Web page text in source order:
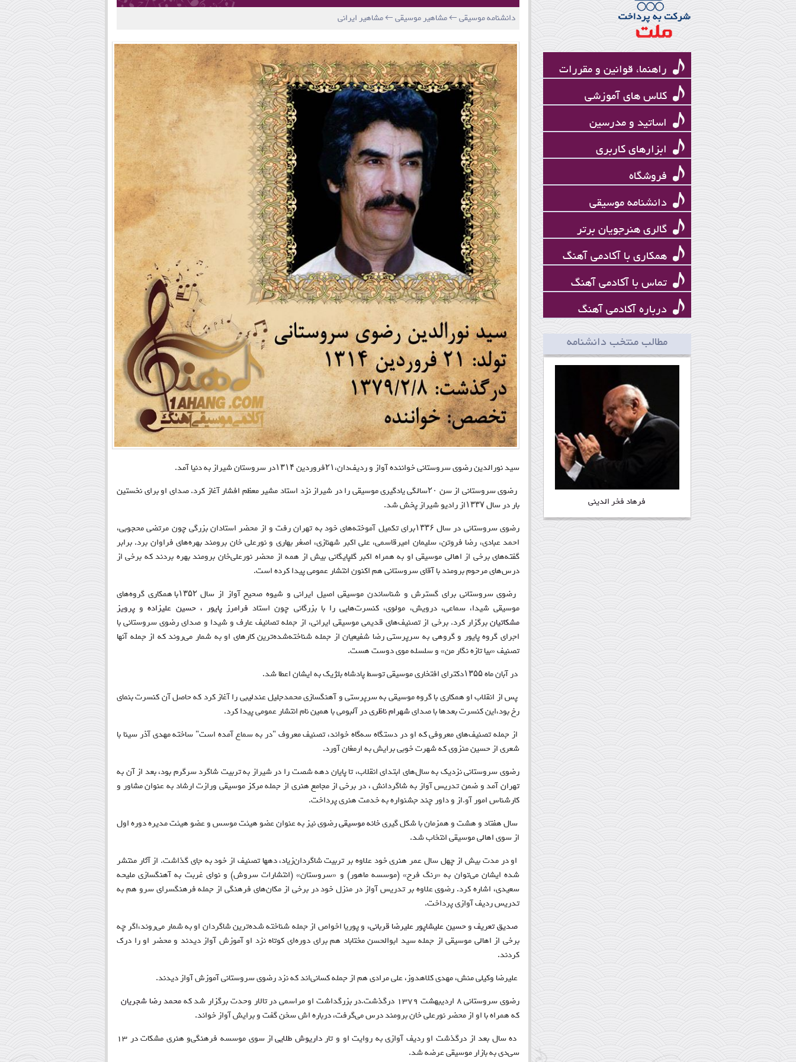
راهنما، قوانین و مقررات
کلاس های آموزشی
اساتید و مدرسین
ابزارهای کاربری
فروشگاه
دانشنامه موسیقی
گالری هنرجویان برتر
همکاری با آکادمی آهنگ
تماس با آکادمی آهنگ
درباره آکادمی آهنگ
مطالب منتخب دانشنامه
ریتم
آذین موحد
تاریخ موسیقی ایران
فرهاد فخر الدینی
دانشنامه موسیقی ← مشاهیر موسیقی ← مشاهیر ایرانی
سید نورالدین رضوی سروستانی خواننده آواز و ردیف‌دان،۲۱فروردین ۱۳۱۴در سروستان شیراز به دنیا آمد
.
رضوی سروستانی از سن ۲۰سالگی یادگیری موسیقی را در شیراز نزد استاد مشیر معظم افشار آغاز کرد. صدای او برای نخستین
بار در سال ۱۳۳۷از رادیو شیراز پخش شد
.
رضوی سروستانی در سال ۱۳۳۶برای تکمیل آموخته‌های خود به تهران رفت و از محضر استادان بزرگی چون مرتضی محجوبی،
احمد عبادی، رضا فروتن، سلیمان امیرقاسمی، علی اکبر شهنازی، اصغر بهاری و نورعلی خان برومند بهرههای فراوان برد. برابر
گفته‌های برخی از اهالی موسیقی او به همراه اکبر گلپایگانی بیش از همه از محضر نورعلی‌خان برومند بهره بردند که برخی از
درس‌های مرحوم برومند با آقای سروستانی هم ‌اکنون انتشار عمومی پیدا کرده است.
رضوی سروستانی برای گسترش و شناساندن موسیقی اصیل ایرانی و شیوه صحیح آواز از سال ۱۳۵۲با همکاری گروه‌های
موسیقی شیدا، سماعی، درویش، مولوی، کنسرت‌هایی را با بزرگانی چون استاد فرامرز پایور ، حسین علیزاده و پرویز
مشکاتیانبرگزار کرد. برخی از تصنیف‌های قدیمی موسیقی ایرانی، از جمله تصانیف عارف و شیدا و صدای رضوی سروستانی با
اجرای گروه پایور و گروهی به سرپرستی رضا شفیعیان از جمله شناخته‌شده‌ترین کارهای او به شمار می‌روند که از جمله آنها
تصنیف «بیا تازه نگار من» و سلسله موی دوست هست.
در آبان ماه ۱۳۵۵دکترای افتخاری موسیقی توسط پادشاه بلژیک به ایشان اعطا شد
.
پس از انقلاب او همکاری با گروه موسیقی به سرپرستی و آهنگسازی محمدجلیل عندلیبی را آغاز کرد که حاصل آن کنسرت بنمای
رخ بود،این کنسرت بعدها با صدایشهرام ناظریدر آلبومی با همین نام انتشار عمومی پیدا کرد.
از جمله تصنیف‌های معروفی که او در دستگاه سه‌گاه خواند، تصنیف معروف "در به سماع آمده است" ساخته مهدی آذر سینا با
شعری از حسین منزوی که شهرت خوبی برایش به ارمغان آورد.
رضوی سروستانی نزدیک به سال‌های ابتدای انقلاب، تا پایان دهه شصت را در شیراز به تربیت شاگرد سرگرم بود، بعد از آن به
تهران آمد و ضمن تدریس آواز به شاگردانش ، در برخی از مجامع هنری از جمله مرکز موسیقی ورازت ارشاد به عنوان مشاور و
کارشناس امور آو.از و داور چند جشنواره به خدمت هنری پرداخت.
سال هفتاد و هشت و همزمان با شکل گیریخانه موسیقیرضوی نیز به عنوان عضو هیئت موسس و عضو هیئت مدیره دوره اول
از سوی اهالی موسیقی انتخاب شد.
او در مدت بیش از چهل سال عمر هنری خود علاوه بر تربیت شاگردانزیاد، دهها تصنیف از خود به جای گذاشت. از آثار منتشر
شده ایشان می‌توان به «رنگ فرح» (موسسه ماهور) و «سروستان» (انتشارات سروش) و نوای غربت به آهنگسازی ملیحه
سعیدی، اشاره کرد. رضوی علاوه بر تدریس آواز در منزل خود در برخی از مکان‌های فرهنگی از جمله فرهنگسرای سرو هم به
تدریس ردیف آوازی پرداخت.
صدیق تعریفو علیرضا قربانی، حسین علیشاپور
و پوریا اخواص از جمله شناخته شده‌ترین شاگردان او به شمار می‌روند،اگر چه
برخی از اهالی موسیقی از جمله سید ابوالحسن مختاباد هم برای دوره‌ای کوتاه نزد او آموزش آواز دیدند و محضر او را درک
کردند.
علیرضا وکیلی منش، مهدی کلاهدوز، علی‌ مرادی هم از جمله کسانی‌اند که نزد رضوی سروستانی آموزش آواز دیدند.
رضوی سروستانی 8 اردیبهشت 1379 درگذشت.در بزرگداشت او مراسمی در تالار وحدت برگزار شد که
محمد رضا شجریان
که همراه با او از محضر نورعلی خان برومند درس می‌گرفت، درباره اش سخن گفت و برایش آواز خواند.
ده سال بعد از درگذشت او ردیف آوازی به روایت او و تارداریوش طلایی
از سوی موسسه فرهنگی‌و هنری مشکات در 13
سی‌دی به بازار موسیقی عرضه شد.